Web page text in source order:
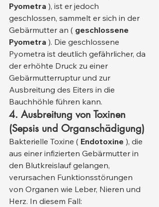
Pyometra ), ist er jedoch
geschlossen, sammelt er sich in der
Gebärmutter an ( geschlossene
Pyometra ). Die geschlossene
Pyometra ist deutlich gefährlicher, da
der erhöhte Druck zu einer
Gebärmutterruptur und zur
Ausbreitung des Eiters in die
Bauchhöhle führen kann.
4. Ausbreitung von Toxinen
(Sepsis und Organschädigung)
Bakterielle Toxine ( Endotoxine ), die
aus einer infizierten Gebärmutter in
den Blutkreislauf gelangen,
verursachen Funktionsstörungen
von Organen wie Leber, Nieren und
Herz. In diesem Fall: